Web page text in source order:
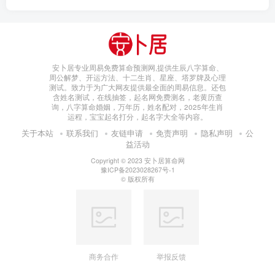
安卜居专业周易免费算命预测网,提供生辰八字算命、
周公解梦、开运方法、十二生肖、星座、塔罗牌及心理
测试。致力于为广大网友提供最全面的周易信息。还包
含姓名测试，在线抽签，起名网免费测名，老黄历查
询，八字算命婚姻，万年历，姓名配对，2025年生肖
运程，宝宝起名打分，起名字大全等内容。
关于本站 联系我们 友链申请 免责声明 隐私声明
公
益活动
Copyright © 2023 安卜居算命网
豫ICP备2023028267号-1
© 版权所有
商务合作 举报反馈